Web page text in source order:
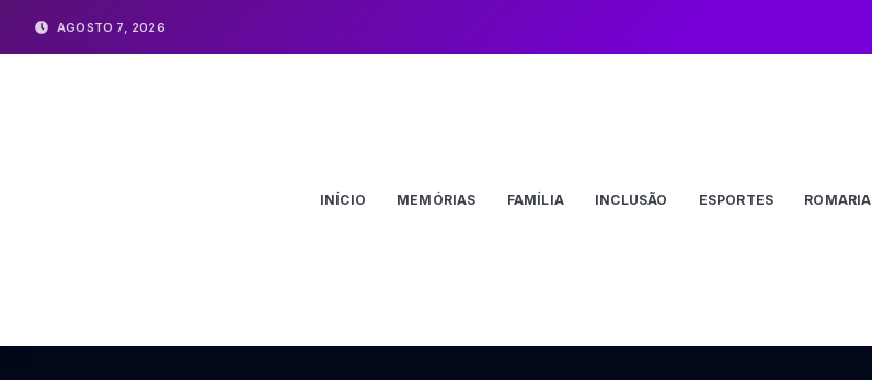
AGOSTO 7, 2026
INÍCIO MEMÓRIAS FAMÍLIA INCLUSÃO ESPORTES ROMARIA